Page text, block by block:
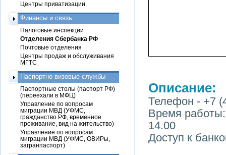
Описание:
Телефон - +7
Время работы:
14.00
Доступ к
Центры приватизации
Финансы и связь
Налоговые инспекции
Отделения Сбербанка РФ
Почтовые отделения
Центры продаж и обслуживания
МГТС
Паспортно-визовые службы
Паспортные столы (паспорт РФ)
(переехали в МФЦ)
Управление по вопросам
миграции МВД (УФМС,
гражданство РФ, временное
проживание, вид на жительство)
Управление по вопросам
миграции МВД (УФМС, ОВИРы,
загранпаспорт)